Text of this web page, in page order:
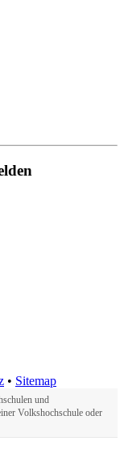
• Sitemap
und
Volkshochschule oder